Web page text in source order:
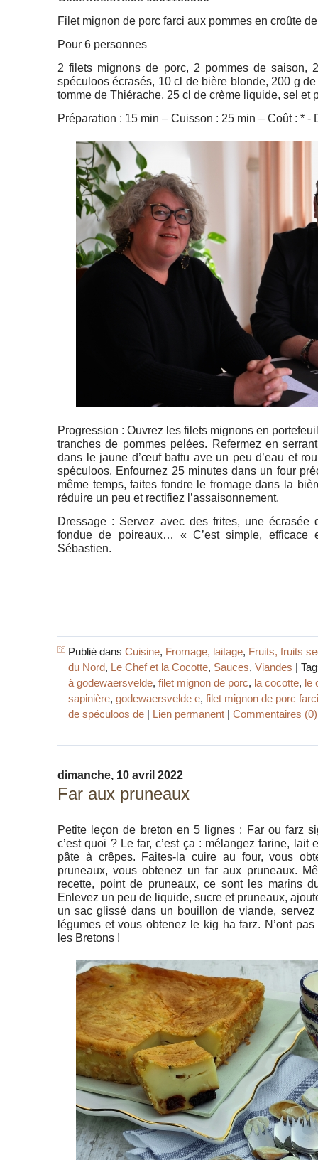
Filet mignon de porc farci aux pommes en croûte
Pour 6 personnes
2 filets mignons de porc, 2 pommes de saison,
spéculoos écrasés, 10 cl de bière blonde, 200 g
tomme de Thiérache, 25 cl de crème liquide, sel et
Préparation : 15 min – Cuisson : 25 min – Coût : * -
Progression : Ouvrez les filets mignons en
tranches de pommes pelées. Refermez en
dans le jaune d’œuf battu ave un peu d’eau et
spéculoos. Enfournez 25 minutes dans un four
même temps, faites fondre le fromage dans la
réduire un peu et rectifiez l’assaisonnement.
Dressage : Servez avec des frites, une écrasée
fondue de poireaux… « C’est simple,
Sébastien.
Publié dans Cuisine, Fromage, laitage, Fruits, fruits
du Nord, Le Chef et la Cocotte, Sauces, Viandes |
à godewaersvelde, filet mignon de porc, la cocotte, le
sapinière, godewaersvelde e, filet mignon de porc
de spéculoos de | Lien permanent | Commentaires (0)
dimanche, 10 avril 2022
Far aux pruneaux
Petite leçon de breton en 5 lignes : Far ou farz
c’est quoi ? Le far, c’est ça : mélangez farine,
pâte à crêpes. Faites-la cuire au four, vous
pruneaux, vous obtenez un far aux pruneaux.
recette, point de pruneaux, ce sont les marins
Enlevez un peu de liquide, sucre et pruneaux,
un sac glissé dans un bouillon de viande,
légumes et vous obtenez le kig ha farz. N’ont
les Bretons !